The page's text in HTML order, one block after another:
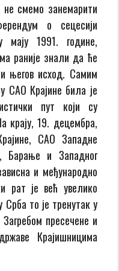
не смемо занемарити
о сецесији
мају 1991. године,
раније знали да ће
његов исход. Самим
Крајине била је
пут који су
крају, 19. децембра,
САО Западне
Барање и Западног
и међународно
рат је већ увелико
то је тренутак у
пресечене и
Крајишницима